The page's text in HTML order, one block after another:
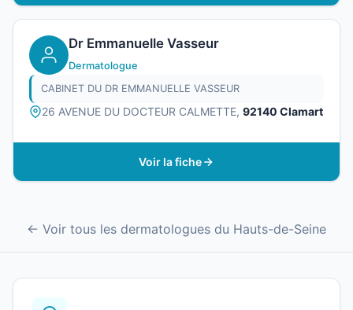
Dr Emmanuelle Vasseur
Dermatologue
CABINET DU DR EMMANUELLE VASSEUR
26 AVENUE DU DOCTEUR CALMETTE, 92140 Clamart
Voir la fiche
← Voir tous les dermatologues du Hauts-de-Seine